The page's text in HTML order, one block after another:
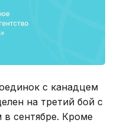
с канадцем
на третий бой с
сентябре. Кроме